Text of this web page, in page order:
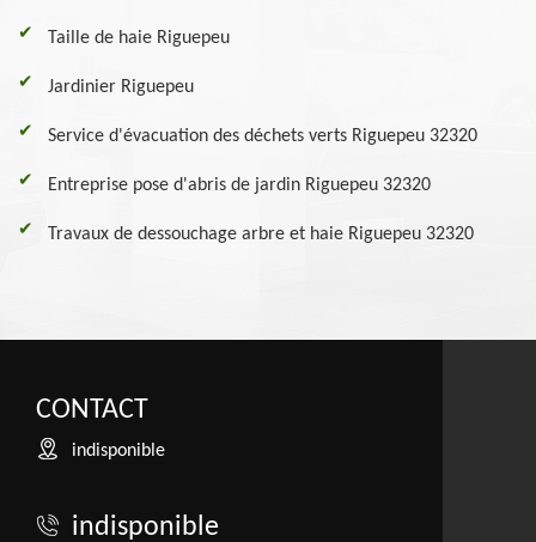
Taille de haie Riguepeu
Jardinier Riguepeu
Service d'évacuation des déchets verts Riguepeu 32320
Entreprise pose d'abris de jardin Riguepeu 32320
Travaux de dessouchage arbre et haie Riguepeu 32320
CONTACT
indisponible
indisponible